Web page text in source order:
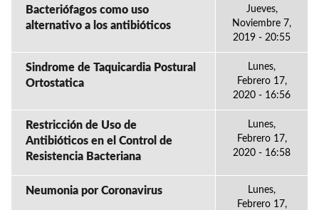
Bacteriófagos como uso
alternativo a los antibióticos
Jueves,
Noviembre 7,
2019 - 20:55
Sindrome de Taquicardia Postural
Ortostatica
Lunes,
Febrero 17,
2020 - 16:56
Restricción de Uso de
Antibióticos en el Control de
Resistencia Bacteriana
Lunes,
Febrero 17,
2020 - 16:58
Neumonia por Coronavirus
Lunes,
Febrero 17,